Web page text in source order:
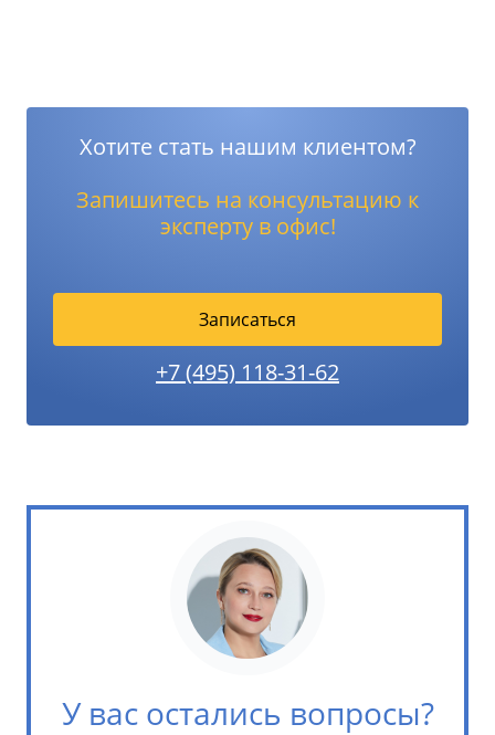
Хотите стать нашим клиентом?
Запишитесь на консультацию к
эксперту в офис!
Записаться
+7 (495) 118-31-62
У вас остались вопросы?